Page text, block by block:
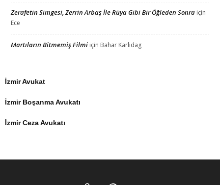
Zerafetin Simgesi, Zerrin Arbaş İle Rüya Gibi Bir Öğleden Sonra için
Ece
Martıların Bitmemiş Filmi için Bahar Karlidag
İzmir Avukat
İzmir Boşanma Avukatı
İzmir Ceza Avukatı